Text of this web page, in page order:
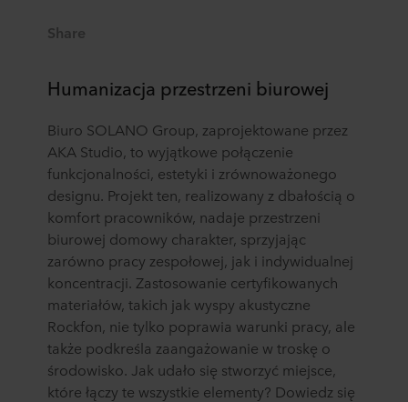
Share
Humanizacja przestrzeni biurowej
Biuro SOLANO Group, zaprojektowane przez
AKA Studio, to wyjątkowe połączenie
funkcjonalności, estetyki i zrównoważonego
designu. Projekt ten, realizowany z dbałością o
komfort pracowników, nadaje przestrzeni
biurowej domowy charakter, sprzyjając
zarówno pracy zespołowej, jak i indywidualnej
koncentracji. Zastosowanie certyfikowanych
materiałów, takich jak wyspy akustyczne
Rockfon, nie tylko poprawia warunki pracy, ale
także podkreśla zaangażowanie w troskę o
środowisko. Jak udało się stworzyć miejsce,
które łączy te wszystkie elementy? Dowiedz się